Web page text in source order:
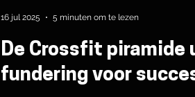
De Crossfit piramide
fundering voor
16 jul 2025 5 minuten om te lezen